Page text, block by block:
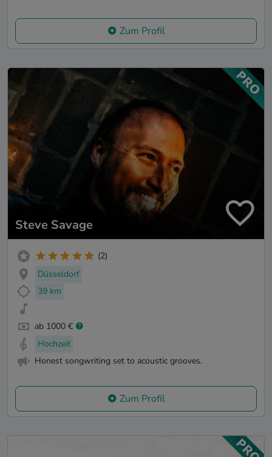
Zum Profil
Steve Savage
(2)
Düsseldorf
39 km
ab 1000 €
Hochzeit
Honest songwriting set to acoustic grooves.
Zum Profil